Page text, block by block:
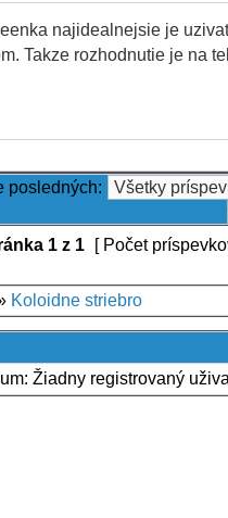
najidealnejsie je
Takze rozhodnutie je na
posledných:
1 z 1 [ Počet
Koloidne striebro
Žiadny registrovaný